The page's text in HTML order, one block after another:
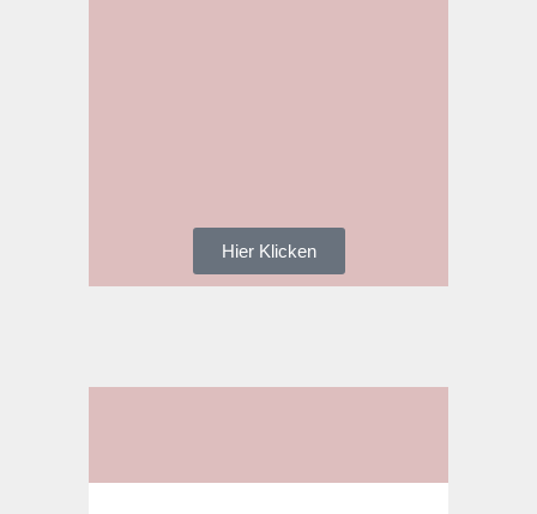
Hier Klicken